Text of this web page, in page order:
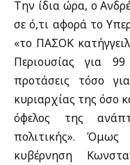
Την ίδια ώρα, ο
σε ό,τι αφορά το
«το ΠΑΣΟΚ
Περιουσίας για
προτάσεις τόσο
κυριαρχίας της όσο
όφελος της
πολιτικής».
κυβέρνηση